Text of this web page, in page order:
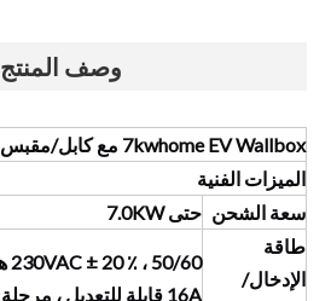
وصف المنتج
7kwhome EV Wallbox مع كابل/مقبس
الميزات الفنية
سعة الشحن حتى 7.0KW
طاقة
الإدخال/
230VAC ± 20 ٪ ، 50/60 هرتز ، 8A-10A-13A-
16A قابلة للتعديل ، مرحلة واحدة